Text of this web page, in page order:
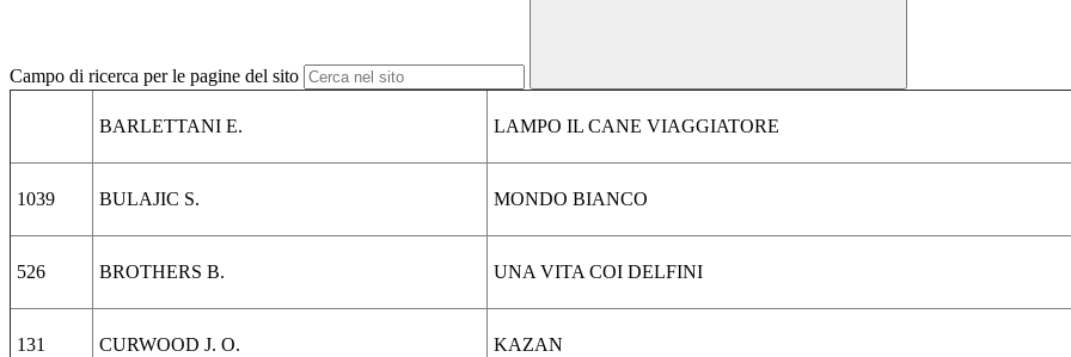
Campo di ricerca per le pagine del sito
BARLETTANI E. LAMPO IL CANE VIAGGIATORE
1039 BULAJIC S. MONDO BIANCO
526 BROTHERS B. UNA VITA COI DELFINI
131 CURWOOD J. O. KAZAN